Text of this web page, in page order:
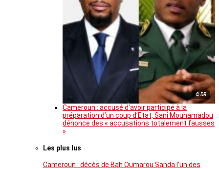
© DR
Cameroun : accusé d’avoir participé à la
préparation d’un coup d’Etat, Sani Mouhamadou
dénonce des « accusations totalement fausses
»
Les plus lus
Cameroun : décès de Bah Oumarou Sanda l’un des